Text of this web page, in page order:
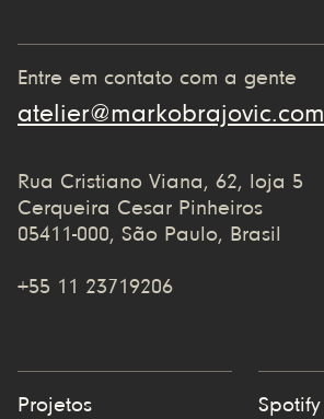
Entre em contato com a gente
atelier@markobrajovic.com
Rua Cristiano Viana, 62, loja 5
Cerqueira Cesar Pinheiros
05411-000, São Paulo, Brasil
+55 11 23719206
Projetos
Spotify